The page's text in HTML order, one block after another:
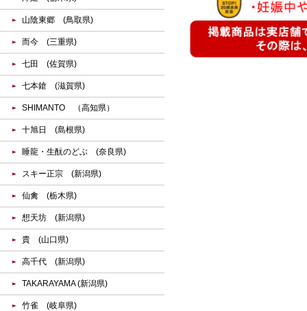
山陰東郷 (鳥取県)
而今 (三重県)
七田 (佐賀県)
七本鎗 (滋賀県)
SHIMANTO （高知県）
十旭日 (島根県)
睡龍・生酛のどぶ (奈良県)
スキー正宗 (新潟県)
仙禽 (栃木県)
想天坊 (新潟県)
貴 (山口県)
高千代 (新潟県)
TAKARAYAMA (新潟県)
竹雀 (岐阜県)